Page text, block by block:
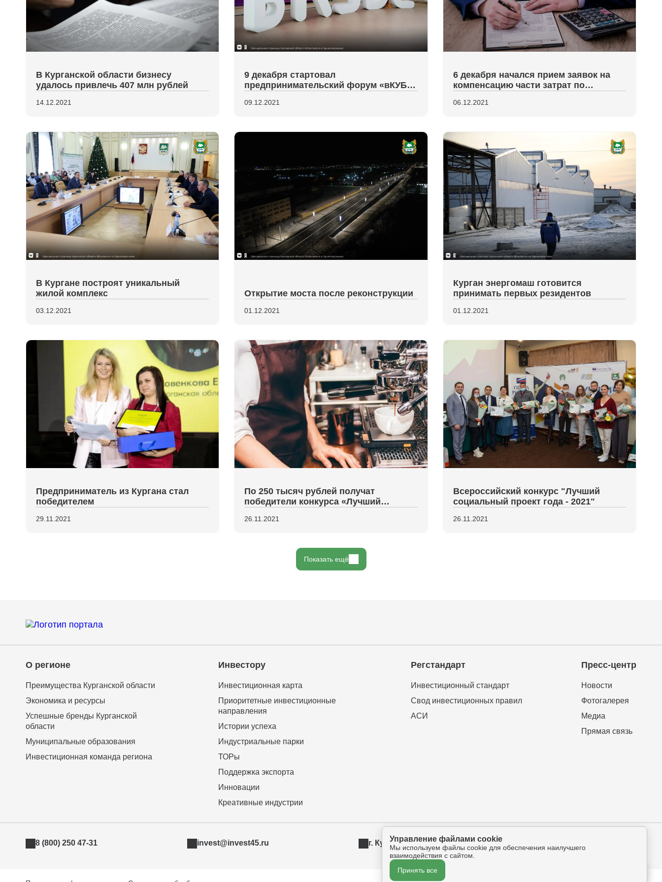
В Курганской области бизнесу
удалось привлечь 407 млн рублей
14.12.2021
9 декабря стартовал
предпринимательский форум «вКУБе
09.12.2021
6 декабря начался прием заявок на
компенсацию части затрат по
06.12.2021
В Кургане построят уникальный
жилой комплекс
03.12.2021
Открытие моста после реконструкции
01.12.2021
Курган энергомаш готовится
принимать первых резидентов
01.12.2021
Предприниматель из Кургана стал
победителем
29.11.2021
По 250 тысяч рублей получат
победители конкурса «Лучший
26.11.2021
Всероссийский конкурс "Лучший
социальный проект года - 2021"
26.11.2021
Показать ещё
О регионе
Преимущества Курганской области
Экономика и ресурсы
Успешные бренды Курганской
области
Муниципальные образования
Инвестиционная команда региона
Инвестору
Инвестиционная карта
Приоритетные инвестиционные
направления
Истории успеха
Индустриальные парки
ТОРы
Поддержка экспорта
Инновации
Креативные индустрии
Регстандарт
Инвестиционный стандарт
Свод инвестиционных правил
АСИ
Пресс-центр
Новости
Фотогалерея
Медиа
Прямая связь
8 (800) 250 47-31 invest@invest45.ru г. Курган, ул. Бурова-Петрова 112а, оф.325
Управление файлами cookie
Мы используем файлы cookie для обеспечения наилучшего
взаимодействия с сайтом.
Принять все